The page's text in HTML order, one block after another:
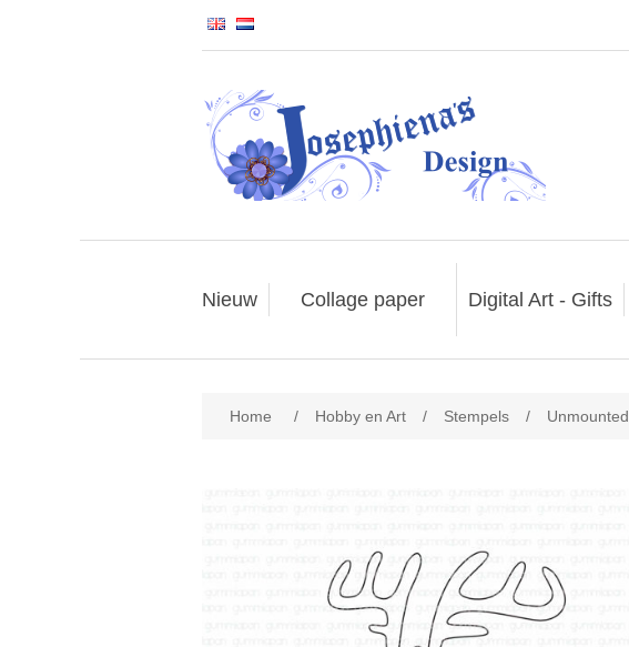
Nieuw Collage paper Digital Art - Gifts
Home / Hobby en Art / Stempels / Unmounted